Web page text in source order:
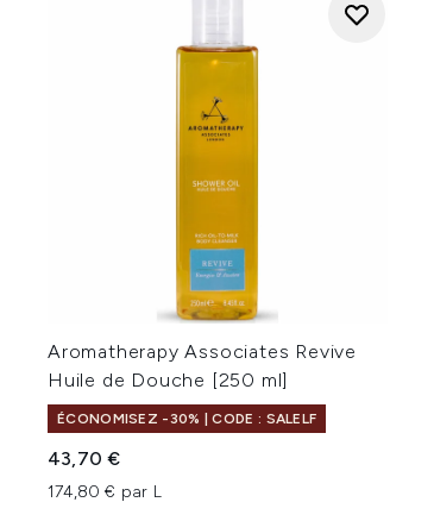
Aromatherapy Associates Revive
Huile de Douche [250 ml]
ÉCONOMISEZ -30% | CODE : SALELF
43,70 €
174,80 € par L